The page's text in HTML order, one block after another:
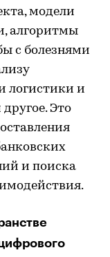
модели
алгоритмы
с болезнями
логистики и
Это
и поиска